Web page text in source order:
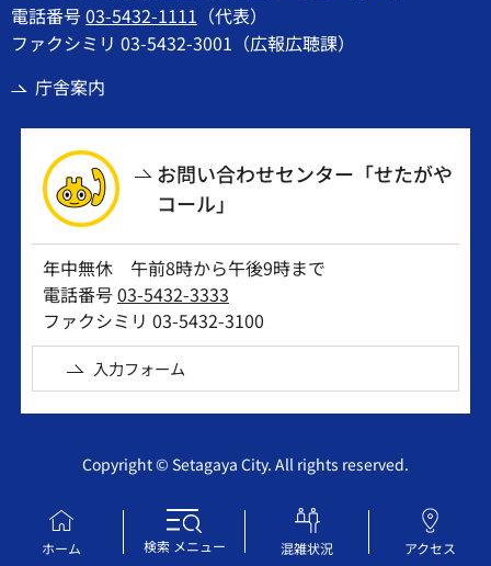
ホーム 検索メニュー 混雑状況 アクセス
電話番号03-5432-1111 （代表）
ファクシミリ 03-5432-3001（広報広聴課）
庁舎案内
お問い合わせセンター「せたがや
コール」
年中無休 午前8時から午後9時まで
電話番号03-5432-3333
ファクシミリ 03-5432-3100
入力フォーム
Copyright © Setagaya City. All rights reserved.